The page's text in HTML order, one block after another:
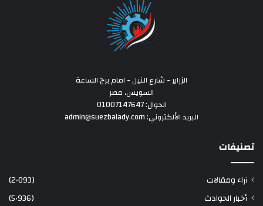
الزراير - شارع النيل - امام برج الساعة
السويس، مصر
الجوال: 01007147647
البريد الألكتروني: admin@suezbalady.com
تصنيفات
آراء ومقالات
(2٬093)
أخبار الحوادث
(5٬936)